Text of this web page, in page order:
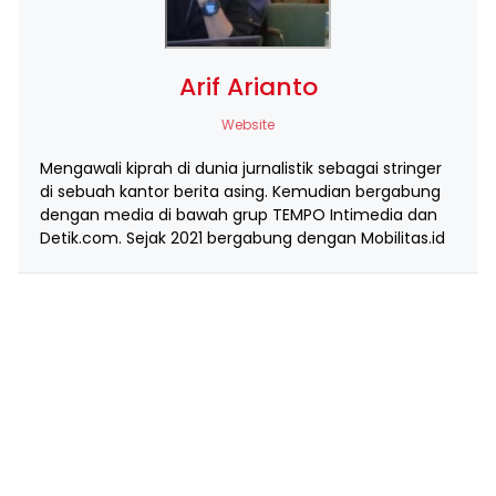
Arif Arianto
Website
Mengawali kiprah di dunia jurnalistik sebagai stringer
di sebuah kantor berita asing. Kemudian bergabung
dengan media di bawah grup TEMPO Intimedia dan
Detik.com. Sejak 2021 bergabung dengan Mobilitas.id